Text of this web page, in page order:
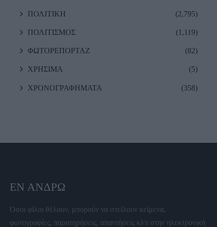
ΠΟΛΙΤΙΚΗ (2,795)
ΠΟΛΙΤΙΣΜΟΣ (1,119)
ΦΩΤΟΡΕΠΟΡΤΑΖ (82)
ΧΡΗΣΙΜΑ (5)
ΧΡΟΝΟΓΡΑΦΗΜΑΤΑ (358)
ΕΝ ΆΝΔΡΩ
Όσοι φίλοι θέλουν, μπορούν να στείλουν κείμενα,
φωτογραφίες, παρατηρήσεις, απαντήσεις κλπ στην ηλεκτρονική